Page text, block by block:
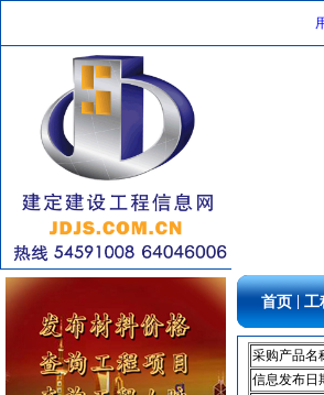
消防器材 [采购中]
仪器仪表
[采购中]
安全防范 [采购中]
防水防腐 [采购中]
内外墙装饰材料 [采购中]
变配电 [采购中]
油漆涂料 [采购中]
防雷接地 [采购中]
砂石 [采购中]
胡桃木 [采购中]
卫浴洁具 [采购中]
家具饰材
[采购中]
首页 工
采购产品名
信息发布日